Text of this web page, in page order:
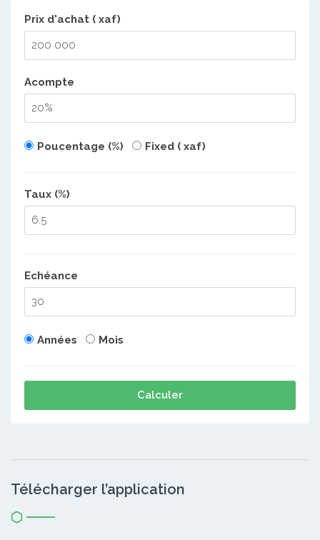
Prix d'achat ( xaf)
Acompte
Poucentage (%) Fixed ( xaf)
Taux (%)
Echéance
Années Mois
Calculer
Télécharger l’application